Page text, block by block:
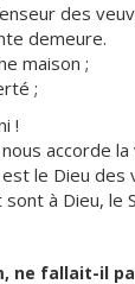
des
demeure.
maison ;
;
!
accorde
le Dieu des
à Dieu, le
ne fallait-il